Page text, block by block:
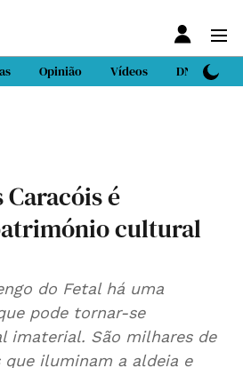
Opinião Vídeos DN Sport
é
cultural
do Fetal há uma
pode tornar-se
imaterial. São milhares de
que iluminam a aldeia e